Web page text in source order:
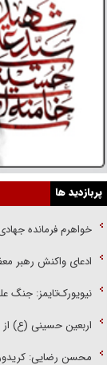
پربازدید ها
خواهرم فرمانده
ادعای واکنش رهبر
نیویورک‌تایمز: جنگ
اربعین حسینی (ع) از
محسن رضایی: